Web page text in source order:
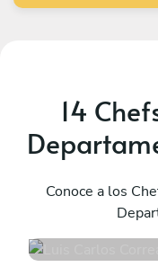
14
Conoce a los
Luis Carlos
Bogotá
110